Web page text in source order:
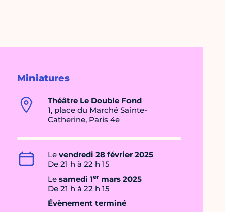
Miniatures
Théâtre Le Double Fond
1, place du Marché Sainte-
Catherine, Paris 4e
Le vendredi 28 février 2025
De 21 h à 22 h 15
Le samedi 1er mars 2025
De 21 h à 22 h 15
Évènement terminé